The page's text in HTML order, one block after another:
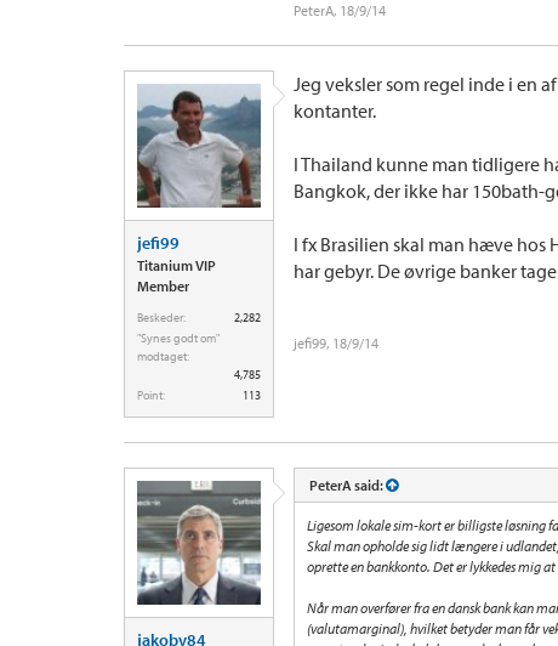
PeterA, 18/9/14
jefi99
Titanium VIP
Member
Beskeder:
2,282
"Synes godt om"
modtaget:
4,785
Point:
113
Jeg veksler som regel inde i en
kontanter.
I Thailand kunne man tidligere
Bangkok, der ikke har 150bath-
I fx Brasilien skal man hæve hos
har gebyr. De øvrige banker
jefi99, 18/9/14
jakobv84
PeterA said:
Ligesom lokale sim-kort er billigste løsning
Skal man opholde sig lidt længere i
oprette en bankkonto. Det er lykkedes mig
Når man overfører fra en dansk bank kan
(valutamarginal), hvilket betyder man får